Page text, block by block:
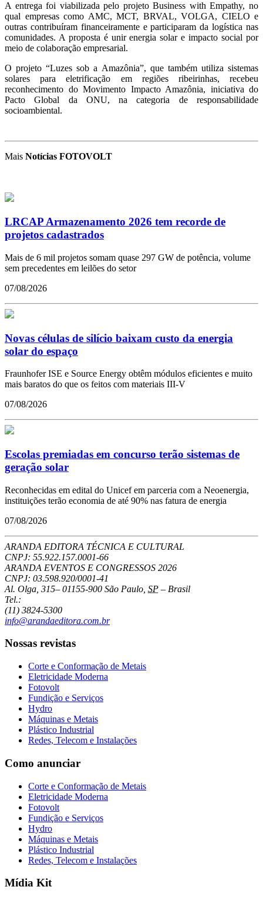
A entrega foi viabilizada pelo projeto Business with Empathy, no
qual empresas como AMC, MCT, BRVAL, VOLGA, CIELO e
outras contribuíram financeiramente e participaram da logística nas
comunidades. A proposta é unir energia solar e impacto social por
meio de colaboração empresarial.
O projeto “Luzes sob a Amazônia”, que também utiliza sistemas
solares para eletrificação em regiões ribeirinhas, recebeu
reconhecimento do Movimento Impacto Amazônia, iniciativa do
Pacto Global da ONU, na categoria de responsabilidade
socioambiental.
Mais Notícias FOTOVOLT
LRCAP Armazenamento 2026 tem recorde de
projetos cadastrados
Mais de 6 mil projetos somam quase 297 GW de potência, volume
sem precedentes em leilões do setor
07/08/2026
Novas células de silício baixam custo da energia
solar do espaço
Fraunhofer ISE e Source Energy obtêm módulos eficientes e muito
mais baratos do que os feitos com materiais III-V
07/08/2026
Escolas premiadas em concurso terão sistemas de
geração solar
Reconhecidas em edital do Unicef em parceria com a Neoenergia,
instituições terão economia de até 90% nas fatura de energia
07/08/2026
ARANDA EDITORA TÉCNICA E CULTURAL
CNPJ: 55.922.157.0001-66
ARANDA EVENTOS E CONGRESSOS 2026
CNPJ: 03.598.920/0001-41
Al. Olga, 315– 01155-900 São Paulo SP – Brasil
Tel.:
(11) 3824-5300
info@arandaeditora.com.br
Nossas revistas
Corte e Conformação de Metais
Eletricidade Moderna
Fotovolt
Fundição e Serviços
Hydro
Máquinas e Metais
Plástico Industrial
Redes, Telecom e Instalações
Como anunciar
Corte e Conformação de Metais
Eletricidade Moderna
Fotovolt
Fundição e Serviços
Hydro
Máquinas e Metais
Plástico Industrial
Redes, Telecom e Instalações
Mídia Kit